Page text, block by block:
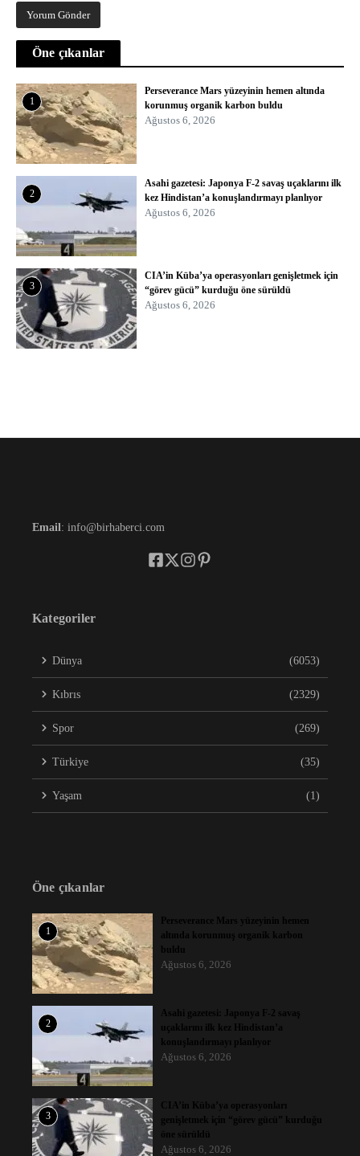
Öne çıkanlar
1
Perseverance Mars yüzeyinin hemen altında
korunmuş organik karbon buldu
Ağustos 6, 2026
2
Asahi gazetesi: Japonya F-2 savaş uçaklarını ilk
kez Hindistan’a konuşlandırmayı planlıyor
Ağustos 6, 2026
3
CIA’in Küba’ya operasyonları genişletmek için
“görev gücü” kurduğu öne sürüldü
Ağustos 6, 2026
Email : info@birhaberci.com
Kategoriler
Dünya (6053)
Kıbrıs (2329)
Spor (269)
Türkiye (35)
Yaşam (1)
Öne çıkanlar
1
Perseverance Mars yüzeyinin hemen
altında korunmuş organik karbon
buldu
Ağustos 6, 2026
2
Asahi gazetesi: Japonya F-2 savaş
uçaklarını ilk kez Hindistan’a
konuşlandırmayı planlıyor
Ağustos 6, 2026
3
CIA’in Küba’ya operasyonları
genişletmek için “görev gücü” kurduğu
öne sürüldü
Ağustos 6, 2026